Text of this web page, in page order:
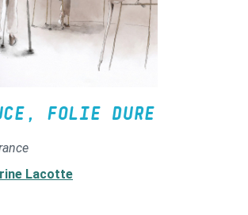
FOLIE DURE
Lacotte